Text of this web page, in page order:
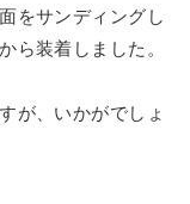
をサンディングし
ら装着しました。
が、いかがでしょ